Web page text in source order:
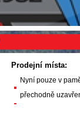
Prodejní místa:
Nyní pouze v
přechodně